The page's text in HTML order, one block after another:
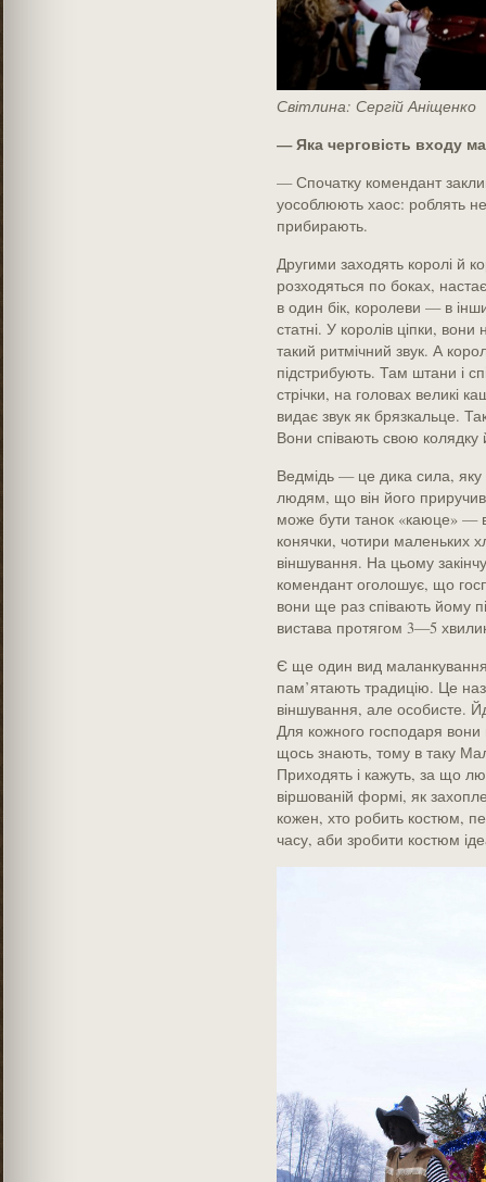
Світлина: Сергій Аніщенко
— Яка черговість входу
— Спочатку комендант
уособлюють хаос: роблять
прибирають.
Другими заходять королі й
розходяться по боках,
в один бік, королеви — в
статні. У королів ціпки,
такий ритмічний звук. А
підстрибують. Там штани і
стрічки, на головах великі
видає звук як брязкальце.
Вони співають свою
Ведмідь — це дика сила, яку
людям, що він його приручив,
може бути танок «каюце» —
конячки, чотири маленьких
віншування. На цьому
комендант оголошує, що
вони ще раз співають йому
вистава протягом 3—5
Є ще один вид маланкування
пам’ятають традицію. Це
віншування, але особисте.
Для кожного господаря
щось знають, тому в таку
Приходять і кажуть, за що
віршованій формі, як
кожен, хто робить костюм,
часу, аби зробити костюм